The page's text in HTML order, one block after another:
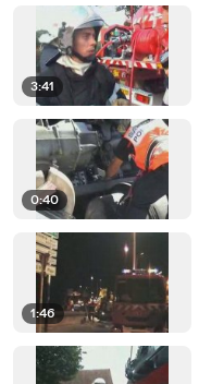
3:41
0:40
1:46